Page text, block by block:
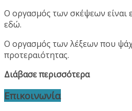
Ο οργασμός των σκέψεων είναι
εδώ.
Ο οργασμός των λέξεων που
προτεραιότητας.
Διάβασε περισσότερα
Επικοινωνία